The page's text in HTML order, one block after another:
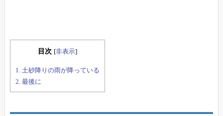
目次 [非表示]
1.
土砂降りの雨が降っている
2. 最後に